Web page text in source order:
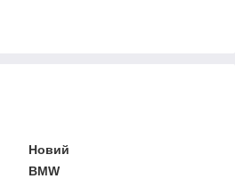
Новий
BMW